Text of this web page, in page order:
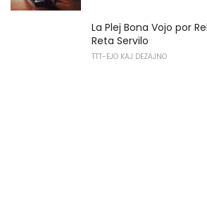
La Plej Bona Vojo por
Reta Servilo
TTT-EJO KAJ DEZAJNO